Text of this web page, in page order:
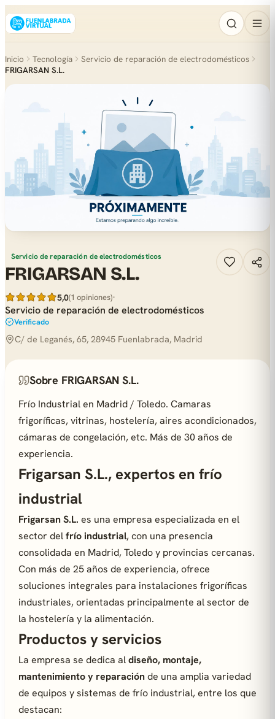
Inicio Tecnología
Servicio de reparación de electrodomésticos
FRIGARSAN S.L.
Servicio de reparación de electrodomésticos
FRIGARSAN S.L.
5,0(1 opiniones)·
Servicio de reparación de electrodomésticos
Verificado
C/ de Leganés, 65, 28945 Fuenlabrada, Madrid
Sobre FRIGARSAN S.L.
Frío Industrial en Madrid / Toledo. Camaras
frigoríficas, vitrinas, hostelería, aires acondicionados,
cámaras de congelación, etc. Más de 30 años de
experiencia.
Frigarsan S.L., expertos en frío
industrial
Frigarsan S.L. es una empresa especializada en el
sector delfrío industrial, con una presencia
consolidada en Madrid, Toledo y provincias cercanas.
Con más de 25 años de experiencia, ofrece
soluciones integrales para instalaciones frigoríficas
industriales, orientadas principalmente al sector de
la hostelería y la alimentación.
Productos y servicios
La empresa se dedica aldiseño, montaje,
mantenimiento y reparaciónde una amplia variedad
de equipos y sistemas de frío industrial, entre los que
destacan: